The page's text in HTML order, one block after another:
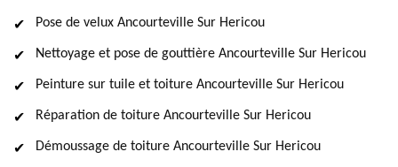
Pose de velux Ancourteville Sur Hericou
Nettoyage et pose de gouttière Ancourteville Sur Hericou
Peinture sur tuile et toiture Ancourteville Sur Hericou
Réparation de toiture Ancourteville Sur Hericou
Démoussage de toiture Ancourteville Sur Hericou